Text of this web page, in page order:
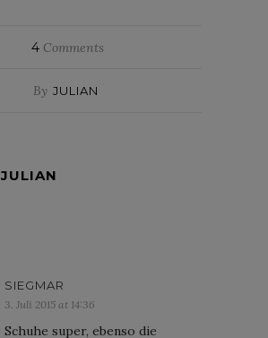
4Comments
By JULIAN
JULIAN
SIEGMAR
3. Juli 2015 at 14:36
Schuhe super, ebenso die